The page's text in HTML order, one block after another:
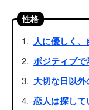
性格
人に優しく
ポジティブで
大切な日以
恋人は探し